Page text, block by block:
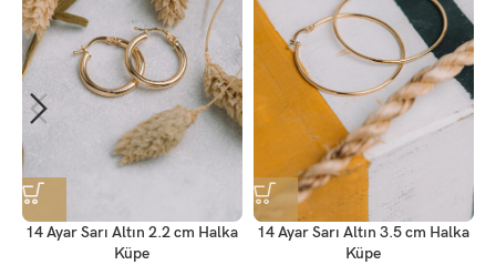
14 Ayar Sarı Altın 2.2 cm Halka
Küpe
14 Ayar Sarı Altın 3.5 cm Halka
Küpe